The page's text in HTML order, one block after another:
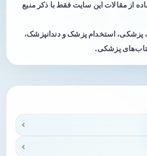
از مقالات این سایت فقط با ذکر منبع
پزشکی، استخدام پزشک و دندانپزشک،